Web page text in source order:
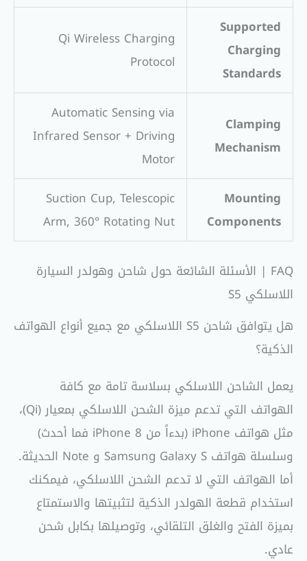
Supported
Charging
Standards
Qi Wireless Charging
Protocol
Clamping
Mechanism
Automatic Sensing via
Infrared Sensor + Driving
Motor
Mounting
Components
Suction Cup, Telescopic
Arm, 360° Rotating Nut
FAQ | الأسئلة الشائعة حول شاحن وهولدر السيارة
اللاسلكي S5
هل يتوافق شاحن S5 اللاسلكي مع جميع أنواع الهواتف
الذكية؟
يعمل الشاحن اللاسلكي بسلاسة تامة مع كافة
الهواتف التي تدعم ميزة الشحن اللاسلكي بمعيار (Qi)،
مثل هواتف iPhone (بدءاً من iPhone 8 فما أحدث)
وسلسلة هواتف Samsung Galaxy S و Note الحديثة.
أما الهواتف التي لا تدعم الشحن اللاسلكي، فيمكنك
استخدام قطعة الهولدر الذكية لتثبيتها والاستمتاع
بميزة الفتح والغلق التلقائي، وتوصيلها بكابل شحن
عادي.